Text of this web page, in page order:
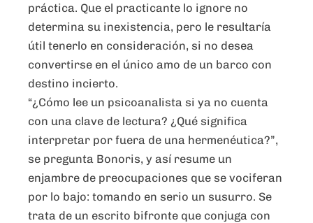
práctica. Que el practicante lo ignore no
determina su inexistencia, pero le resultaría
útil tenerlo en consideración, si no desea
convertirse en el único amo de un barco con
destino incierto.
“¿Cómo lee un psicoanalista si ya no cuenta
con una clave de lectura? ¿Qué significa
interpretar por fuera de una hermenéutica?”,
se pregunta Bonoris, y así resume un
enjambre de preocupaciones que se vociferan
por lo bajo: tomando en serio un susurro. Se
trata de un escrito bifronte que conjuga con